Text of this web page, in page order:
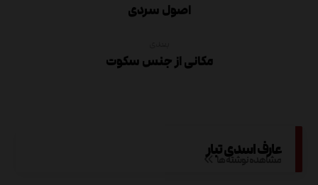
اصول سردی
مکانی از جنس سکوت
عارف اسدی تبار
مشاهده نوشته ها